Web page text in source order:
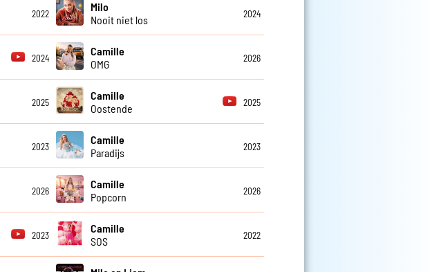
2022
Milo
Nooit niet los
2024
2024
Camille
OMG
2026
2025
Camille
Oostende
2025
2023
Camille
Paradijs
2023
2026
Camille
Popcorn
2026
2023
Camille
SOS
2022